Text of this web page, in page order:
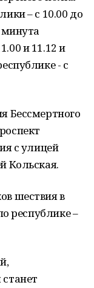
– с 10.00 до
минута
и 11.12 и
- с
Бессмертного
с улицей
Кольская.
шествия в
республике –